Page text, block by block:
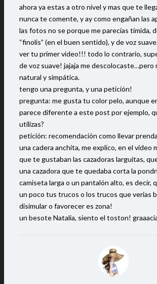
ahora ya estas a otro nivel y mas que te
nunca te comente, y ay como engañan las
las fotos no se porque me parecías tímida,
“finolis” (en el buen sentido), y de voz
ver tu primer video!!! todo lo contrario,
de voz suave! jajaja me descolocaste…pero
natural y simpática.
tengo una pregunta, y una petición!
pregunta: me gusta tu color pelo, aunque
parece diferente a este post por ejemplo,
utilizas?
petición: recomendación como llevar
una cadera anchita, me explico, en el video
que te gustaban las cazadoras larguitas,
una cazadora que te quedaba corta la
camiseta larga o un pantalón alto, es decir,
un poco tus trucos o los trucos que verias
disimular o favorecer es zona!
un besote Natalia, siento el toston!